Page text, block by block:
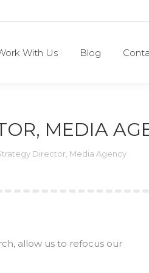
With Us Blog
MEDIA
Director, Media Agency
allow us to refocus our
With Us Blog